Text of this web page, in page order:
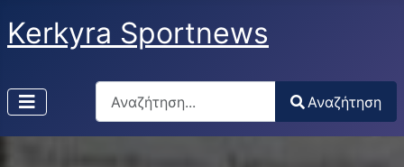
Kerkyra Sportnews
Αναζήτηση
Type 2 or more characters for results.
Αναζήτηση